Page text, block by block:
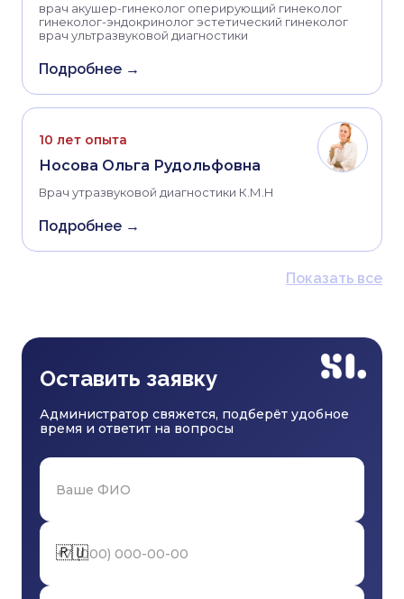
врач акушер-гинеколог оперирующий гинеколог
гинеколог-эндокринолог эстетический гинеколог
врач ультразвуковой диагностики
Подробнее →
10 лет опыта
Носова Ольга Рудольфовна
Врач утразвуковой диагностики К.М.Н
Подробнее →
Показать все
Оставить заявку
Администратор свяжется, подберёт удобное
время и ответит на вопросы
🇷🇺